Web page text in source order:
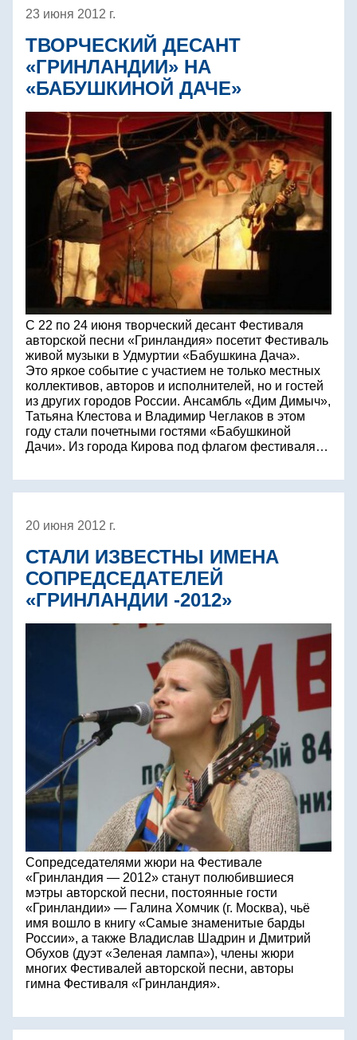
23 июня 2012 г.
ТВОРЧЕСКИЙ ДЕСАНТ
«ГРИНЛАНДИИ» НА
«БАБУШКИНОЙ ДАЧЕ»
С 22 по 24 июня творческий десант Фестиваля
авторской песни «Гринландия» посетит Фестиваль
живой музыки в Удмуртии «Бабушкина Дача».
Это яркое событие с участием не только местных
коллективов, авторов и исполнителей, но и гостей
из других городов России. Ансамбль «Дим Димыч»,
Татьяна Клестова и Владимир Чеглаков в этом
году стали почетными гостями «Бабушкиной
Дачи». Из города Кирова под флагом фестиваля…
20 июня 2012 г.
СТАЛИ ИЗВЕСТНЫ ИМЕНА
СОПРЕДСЕДАТЕЛЕЙ
«ГРИНЛАНДИИ -2012»
Сопредседателями жюри на Фестивале
«Гринландия — 2012» станут полюбившиеся
мэтры авторской песни, постоянные гости
«Гринландии» — Галина Хомчик (г. Москва), чьё
имя вошло в книгу «Самые знаменитые барды
России», а также Владислав Шадрин и Дмитрий
Обухов (дуэт «Зеленая лампа»), члены жюри
многих Фестивалей авторской песни, авторы
гимна Фестиваля «Гринландия».